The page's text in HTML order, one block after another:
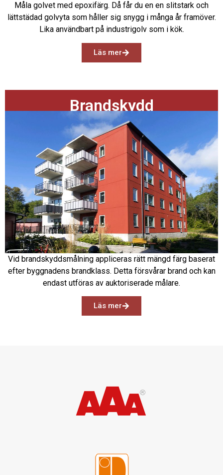
Måla golvet med epoxifärg. Då får du en en slitstark och
lättstädad golvyta som håller sig snygg i många år framöver.
Lika användbart på industrigolv som i kök.
Läs mer
Brandskydd
Vid brandskyddsmålning appliceras rätt mängd färg baserat
efter byggnadens brandklass. Detta försvårar brand och kan
endast utföras av auktoriserade målare.
Läs mer